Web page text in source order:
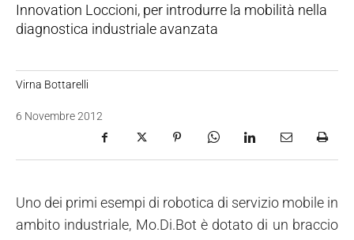
Innovation Loccioni, per introdurre la mobilità nella
diagnostica industriale avanzata
Virna Bottarelli
6 Novembre 2012
Uno dei primi esempi di robotica di servizio mobile in
ambito industriale, Mo.Di.Bot è dotato di un braccio